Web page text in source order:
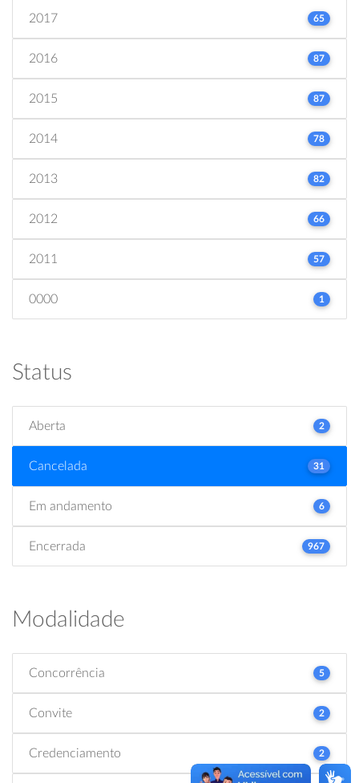
2017 65
2016 87
2015 87
2014 78
2013 82
2012 66
2011 57
0000 1
Status
Aberta 2
Cancelada 31
Em andamento 6
Encerrada 967
Modalidade
Concorrência 5
Convite 2
Credenciamento 2